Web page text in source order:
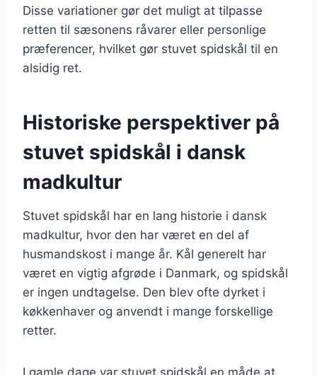
Disse variationer gør det muligt at tilpasse
retten til sæsonens råvarer eller personlige
præferencer, hvilket gør stuvet spidskål til en
alsidig ret.
Historiske perspektiver på
stuvet spidskål i dansk
madkultur
Stuvet spidskål har en lang historie i dansk
madkultur, hvor den har været en del af
husmandskost i mange år. Kål generelt har
været en vigtig afgrøde i Danmark, og spidskål
er ingen undtagelse. Den blev ofte dyrket i
køkkenhaver og anvendt i mange forskellige
retter.
I gamle dage var stuvet spidskål en måde at